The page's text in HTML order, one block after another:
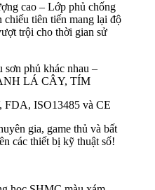
cao – Lớp phủ chống
chiếu tiên tiến mang lại độ
trội cho thời gian sử
phủ khác nhau –
LÁ CÂY, TÍM
FDA, ISO13485 và CE
gia, game thủ và bất
các thiết bị kỹ thuật số!